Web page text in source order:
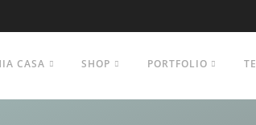
CASA SHOP PORTFOLIO